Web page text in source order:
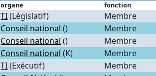
organe fonction
TI(Législatif) Membre
Conseil national () Membre
Conseil national () Membre
Conseil national (K) Membre
TI(Exécutif) Membre